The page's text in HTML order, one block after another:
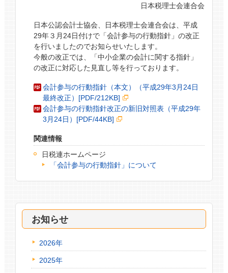
日本税理士会連合会
日本公認会計士協会、日本税理士会連合会は、平成
29年３月24日付けで「会計参与の行動指針」の改正
を行いましたのでお知らせいたします。
今般の改正では、「中小企業の会計に関する指針」
の改正に対応した見直し等を行っております。
会計参与の行動指針（本文）（平成29年3月24日
最終改正）[PDF/212KB]
会計参与の行動指針改正の新旧対照表（平成29年
3月24日）[PDF/44KB]
関連情報
日税連ホームページ
「会計参与の行動指針」について
お知らせ
2026年
2025年